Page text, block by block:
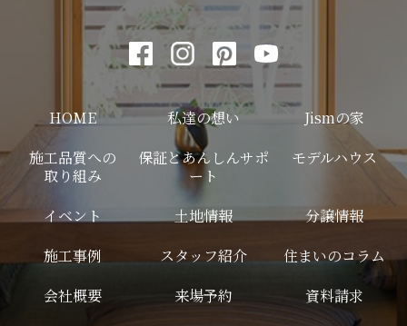
HOME 私達の想い
Jismの家
施工品質への
取り組み
保証とあんしんサポ
ート
モデルハウス
イベント 土地情報
分譲情報
施工事例
スタッフ紹介
住まいのコラム
会社概要
来場予約 資料請求